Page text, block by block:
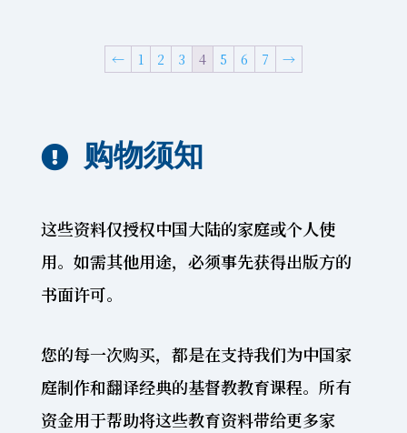
← 1 2 3 4 5 6 7 →
 购物须知
这些资料仅授权中国大陆的家庭或个人使
用。如需其他用途，必须事先获得出版方的
书面许可。
您的每一次购买，都是在支持我们为中国家
庭制作和翻译经典的基督教教育课程。所有
资金用于帮助将这些教育资料带给更多家